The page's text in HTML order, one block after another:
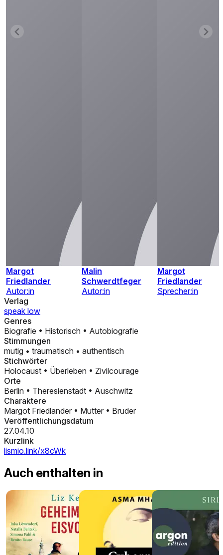
Margot
Friedlander
Autor:in
Malin
Schwerdtfeger
Autor:in
Margot
Friedlander
Sprecher:in
Verlag
speak low
Genres
Biografie • Historisch • Autobiografie
Stimmungen
mutig • traumatisch • authentisch
Stichwörter
Holocaust • Überleben • Zivilcourage
Orte
Berlin • Theresienstadt • Auschwitz
Charaktere
Margot Friedlander • Mutter • Bruder
Veröffentlichungsdatum
27.04.10
Kurzlink
lismio.link/x8cWk
Auch enthalten in